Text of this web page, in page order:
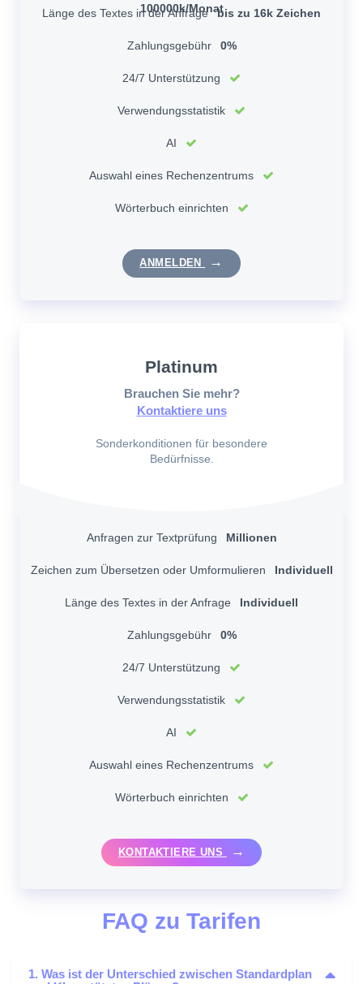
100000k/Monat
Länge des Textes in der Anfrage bis zu 16k Zeichen
Zahlungsgebühr 0%
24/7 Unterstützung
Verwendungsstatistik
AI
Auswahl eines Rechenzentrums
Wörterbuch einrichten
ANMELDEN
Platinum
Brauchen Sie mehr?
Kontaktiere uns
Sonderkonditionen für besondere
Bedürfnisse.
Anfragen zur Textprüfung Millionen
Zeichen zum Übersetzen oder Umformulieren Individuell
Länge des Textes in der Anfrage Individuell
Zahlungsgebühr 0%
24/7 Unterstützung
Verwendungsstatistik
AI
Auswahl eines Rechenzentrums
Wörterbuch einrichten
KONTAKTIERE UNS
FAQ zu Tarifen
1. Was ist der Unterschied zwischen Standardplan